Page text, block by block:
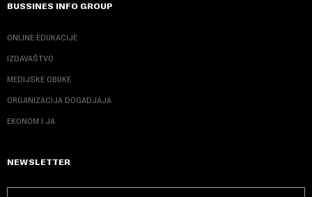
BUSSINES INFO GROUP
ONLINE EDUKACIJE
IZDAVAŠTVO
MEDIJSKE OBUKE
ORGANIZACIJA DOGADJAJA
EKONOM I JA
NEWSLETTER